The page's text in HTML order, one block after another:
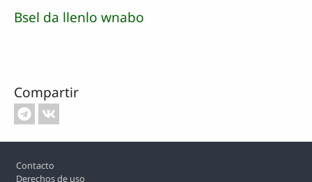
Bsel da llenlo wnabo
Compartir
Footer
Contacto
Derechos de uso